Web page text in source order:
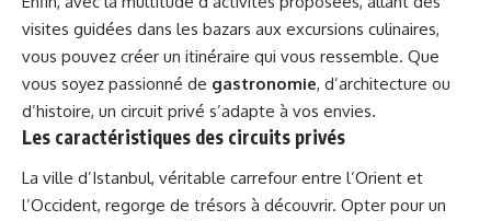
visites guidées dans les bazars aux excursions culinaires,
vous pouvez créer un itinéraire qui vous ressemble. Que
vous soyez passionné de gastronomie, d’architecture ou
d’histoire, un circuit privé s’adapte à vos envies.
Les caractéristiques des circuits privés
La ville d’Istanbul, véritable carrefour entre l’Orient et
l’Occident, regorge de trésors à découvrir. Opter pour un